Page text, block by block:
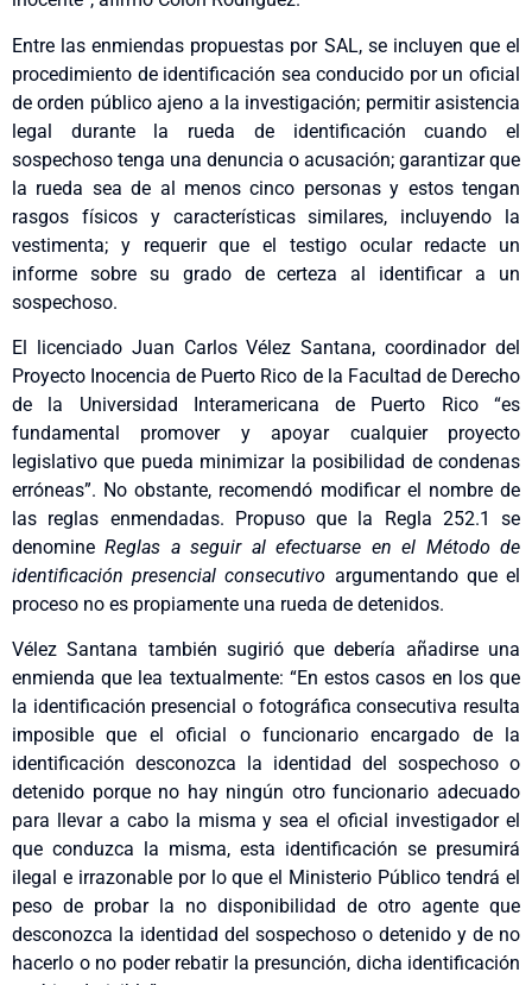
Entre las enmiendas propuestas por SAL, se incluyen que el
procedimiento de identificación sea conducido por un oficial
de orden público ajeno a la investigación; permitir asistencia
legal durante la rueda de identificación cuando el
sospechoso tenga una denuncia o acusación; garantizar que
la rueda sea de al menos cinco personas y estos tengan
rasgos físicos y características similares, incluyendo la
vestimenta; y requerir que el testigo ocular redacte un
informe sobre su grado de certeza al identificar a un
sospechoso.
El licenciado Juan Carlos Vélez Santana, coordinador del
Proyecto Inocencia de Puerto Rico de la Facultad de Derecho
de la Universidad Interamericana de Puerto Rico “es
fundamental promover y apoyar cualquier proyecto
legislativo que pueda minimizar la posibilidad de condenas
erróneas”. No obstante, recomendó modificar el nombre de
las reglas enmendadas. Propuso que la Regla 252.1 se
denomineReglas a seguir al efectuarse en el Método de
identificación presencial consecutivo argumentando que el
proceso no es propiamente una rueda de detenidos.
Vélez Santana también sugirió que debería añadirse una
enmienda que lea textualmente: “En estos casos en los que
la identificación presencial o fotográfica consecutiva resulta
imposible que el oficial o funcionario encargado de la
identificación desconozca la identidad del sospechoso o
detenido porque no hay ningún otro funcionario adecuado
para llevar a cabo la misma y sea el oficial investigador el
que conduzca la misma, esta identificación se presumirá
ilegal e irrazonable por lo que el Ministerio Público tendrá el
peso de probar la no disponibilidad de otro agente que
desconozca la identidad del sospechoso o detenido y de no
hacerlo o no poder rebatir la presunción, dicha identificación